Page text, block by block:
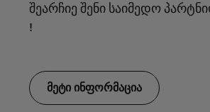
შეარჩიე შენი საიმედო
!
მეტი ინფორმაცია